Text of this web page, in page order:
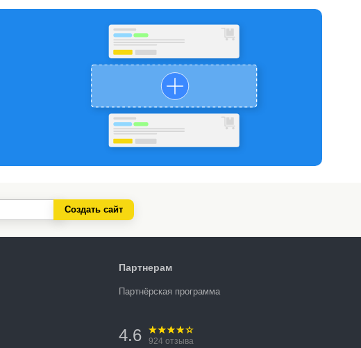
Создать сайт
Партнерам
Партнёрская программа
4.6 924 отзыва